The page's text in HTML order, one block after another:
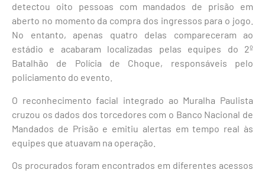
detectou oito pessoas com mandados de prisão em
aberto no momento da compra dos ingressos para o jogo.
No entanto, apenas quatro delas compareceram ao
estádio e acabaram localizadas pelas equipes do 2º
Batalhão de Polícia de Choque, responsáveis pelo
policiamento do evento.
O reconhecimento facial integrado ao Muralha Paulista
cruzou os dados dos torcedores com o Banco Nacional de
Mandados de Prisão e emitiu alertas em tempo real às
equipes que atuavam na operação.
Os procurados foram encontrados em diferentes acessos